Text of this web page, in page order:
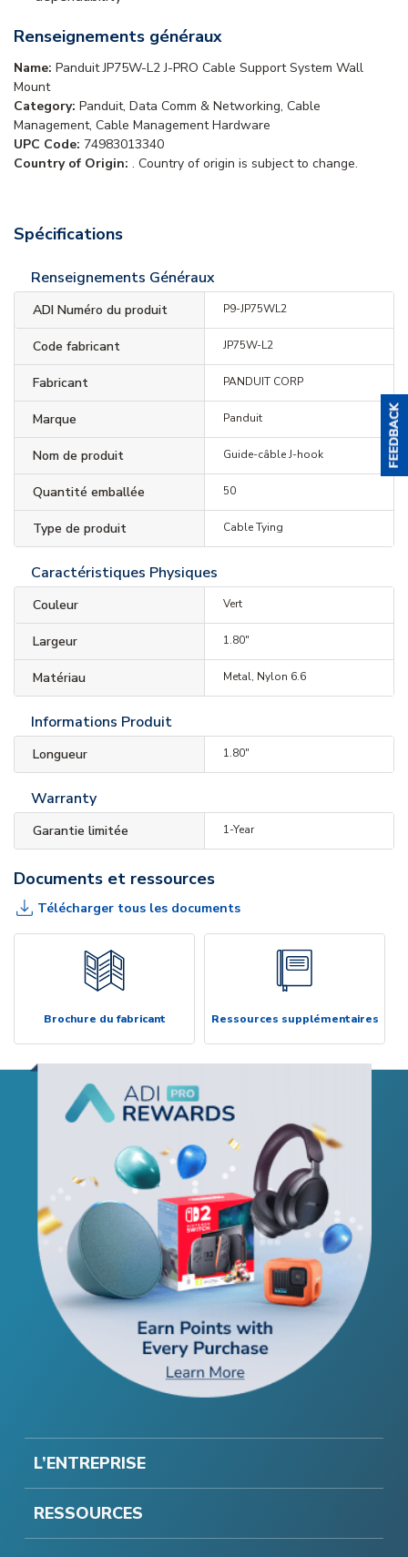
Renseignements généraux
Name: Panduit JP75W-L2 J-PRO Cable Support System Wall
Mount
Category: Panduit, Data Comm & Networking, Cable
Management, Cable Management Hardware
UPC Code: 74983013340
Country of Origin: . Country of origin is subject to change.
Spécifications
Renseignements Généraux
ADI Numéro du produit P9-JP75WL2
Code fabricant JP75W-L2
Fabricant PANDUIT CORP
Marque Panduit
Nom de produit Guide-câble J-hook
Quantité emballée 50
Type de produit Cable Tying
Caractéristiques Physiques
Couleur Vert
Largeur 1.80"
Matériau Metal, Nylon 6.6
Informations Produit
Longueur 1.80"
Warranty
Garantie limitée 1-Year
Documents et ressources
Télécharger tous les documents
Brochure du fabricant Ressources supplémentaires
L’ENTREPRISE
RESSOURCES